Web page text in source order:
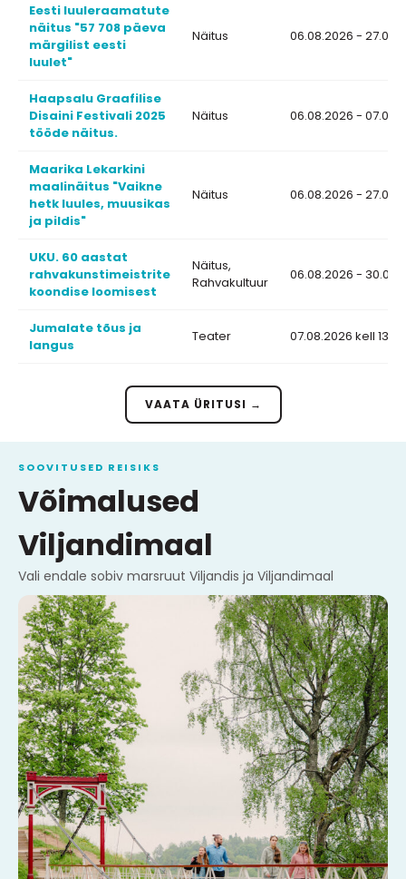
Eesti luuleraamatute
näitus "57 708 päeva
märgilist eesti
luulet"
Näitus 06.08.2026 -
Haapsalu Graafilise
Disaini Festivali 2025
tööde näitus.
Näitus 06.08.2026 -
Maarika Lekarkini
maalinäitus "Vaikne
hetk luules, muusikas
ja pildis"
Näitus 06.08.2026 -
UKU. 60 aastat
rahvakunstimeistrite
koondise loomisest
Näitus,
Rahvakultuur
06.08.2026 -
Jumalate tõus ja
langus
Teater 07.08.2026 kell 13:00
VAATA ÜRITUSI →
SOOVITUSED REISIKS
Võimalused
Viljandimaal
Vali endale sobiv marsruut Viljandis ja Viljandimaal